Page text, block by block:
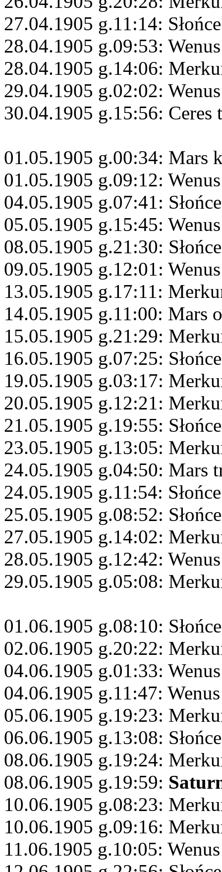
27.04.1905 g.11:14:
28.04.1905 g.09:53:
28.04.1905 g.14:06:
29.04.1905 g.02:02:
30.04.1905 g.15:56: Ceres
01.05.1905 g.00:34: Mars
01.05.1905 g.09:12:
04.05.1905 g.07:41:
05.05.1905 g.15:45:
08.05.1905 g.21:30:
09.05.1905 g.12:01:
13.05.1905 g.17:11:
14.05.1905 g.11:00: Mars
15.05.1905 g.21:29:
16.05.1905 g.07:25:
19.05.1905 g.03:17:
20.05.1905 g.12:21:
21.05.1905 g.19:55:
23.05.1905 g.13:05:
24.05.1905 g.04:50: Mars
24.05.1905 g.11:54:
25.05.1905 g.08:52:
27.05.1905 g.14:02:
28.05.1905 g.12:42:
29.05.1905 g.05:08:
01.06.1905 g.08:10:
02.06.1905 g.20:22:
04.06.1905 g.01:33:
04.06.1905 g.11:47:
05.06.1905 g.19:23:
06.06.1905 g.13:08:
08.06.1905 g.19:24:
08.06.1905 g.19:59:
10.06.1905 g.08:23:
10.06.1905 g.09:16:
11.06.1905 g.10:05: